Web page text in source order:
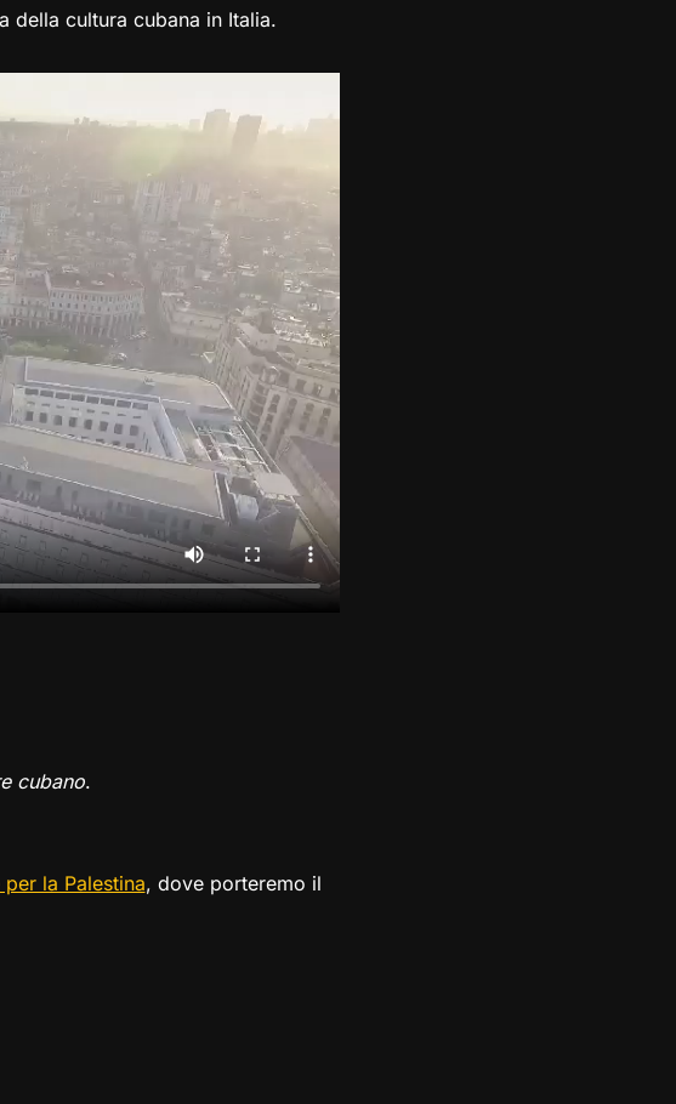
della cultura cubana in Italia.
cubano.
la Palestina, dove porteremo il